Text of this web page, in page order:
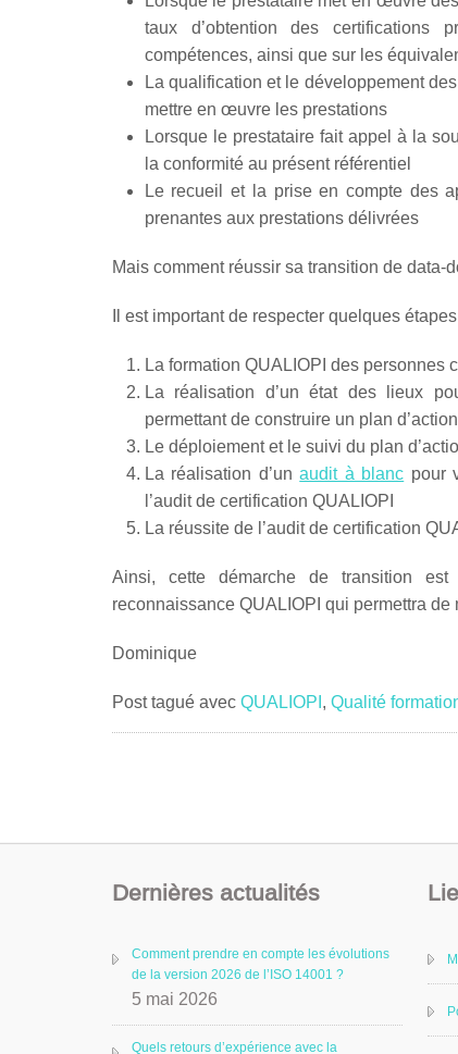
taux d’obtention des certifications
compétences, ainsi que sur les
La qualification et le développement
mettre en œuvre les prestations
Lorsque le prestataire fait appel à la
la conformité au présent référentiel
Le recueil et la prise en compte des
prenantes aux prestations délivrées
Mais comment réussir sa transition de data-
Il est important de respecter quelques
La formation QUALIOPI des personnes
La réalisation d’un état des lieux
permettant de construire un plan
Le déploiement et le suivi du plan
La réalisation d’unaudit à blanc pour
l’audit de certification QUALIOPI
La réussite de l’audit de certification
Ainsi, cette démarche de transition est
reconnaissance QUALIOPI qui permettra
Dominique
Post tagué avec QUALIOPI , Qualité
Dernières actualités
Comment prendre en compte les évolutions
de la version 2026 de l’ISO 14001 ?
5 mai 2026
Quels retours d’expérience avec la